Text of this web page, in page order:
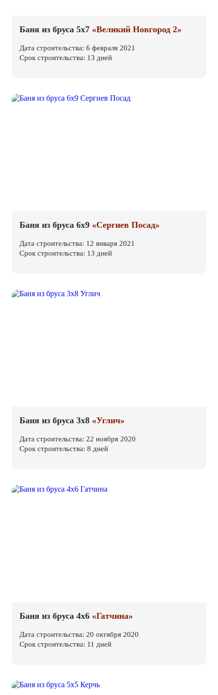
Баня из бруса 5х7 «Великий Новгород 2»
Дата строительства: 6 февраля 2021
Срок строительства: 13 дней
Баня из бруса 6х9 «Сергиев Посад»
Дата строительства: 12 января 2021
Срок строительства: 13 дней
Баня из бруса 3х8 «Углич»
Дата строительства: 22 ноября 2020
Срок строительства: 8 дней
Баня из бруса 4х6 «Гатчина»
Дата строительства: 20 октября 2020
Срок строительства: 11 дней